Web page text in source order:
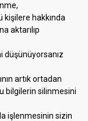
kişilere hakkında
aktarılıp
düşünüyorsanız
artık ortadan
bilgilerin silinmesini
işlenmesinin sizin